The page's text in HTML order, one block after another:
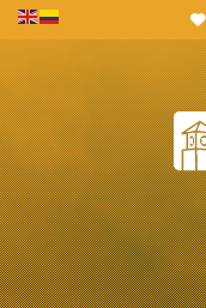
Estudiantes Profesores